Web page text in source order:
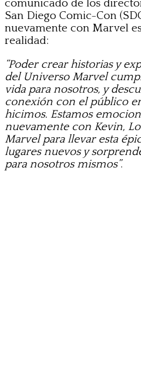
comunicado de los
San Diego Comic-Con
nuevamente con Marvel
realidad:
“Poder crear historias y
del Universo Marvel
vida para nosotros, y
conexión con el público
hicimos. Estamos
nuevamente con Kevin,
Marvel para llevar esta
lugares nuevos y
para nosotros mismos”.